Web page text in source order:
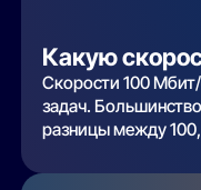
Какую
Скорости 100
задач.
разницы между